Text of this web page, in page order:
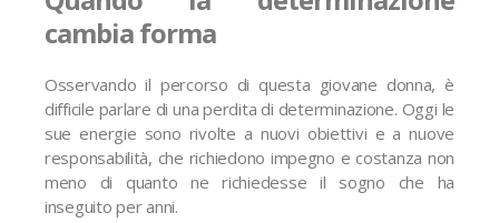
cambia forma
Osservando il percorso di questa giovane donna, è
difficile parlare di una perdita di determinazione. Oggi le
sue energie sono rivolte a nuovi obiettivi e a nuove
responsabilità, che richiedono impegno e costanza non
meno di quanto ne richiedesse il sogno che ha
inseguito per anni.